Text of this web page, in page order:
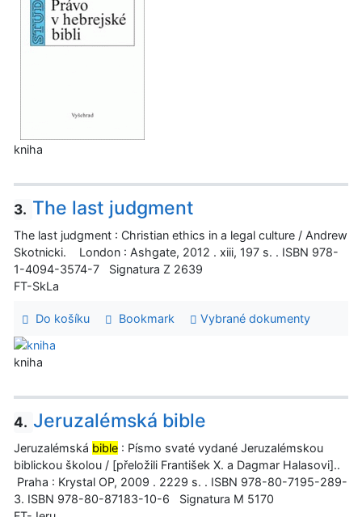
kniha
3. The last judgment
The last judgment : Christian ethics in a legal culture / Andrew
Skotnicki. London : Ashgate, 2012 . xiii, 197 s. . ISBN 978-
1-4094-3574-7 Signatura Z 2639
FT-SkLa
Do košíku Bookmark Vybrané dokumenty
kniha
4. Jeruzalémská bible
Jeruzalémská bible : Písmo svaté vydané Jeruzalémskou
biblickou školou / [přeložili František X. a Dagmar Halasovi]..
Praha : Krystal OP, 2009 . 2229 s. . ISBN 978-80-7195-289-
3. ISBN 978-80-87183-10-6 Signatura M 5170